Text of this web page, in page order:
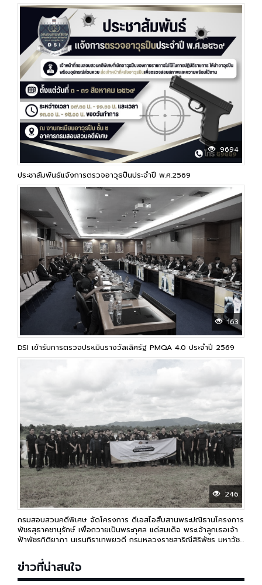
9694
ประชาสัมพันธ์แจ้งการตรวจอาวุธปืนประจำปี พ.ศ.2569
163
DSI เข้ารับการตรวจประเมินรางวัลเลิศรัฐ PMQA 4.0 ประจำปี 2569
246
กรมสอบสวนคดีพิเศษ จัดโครงการ ดีเอสไอสืบสานพระปณิธานโครงการ
พัชรสุธาคชานุรักษ์ เพื่อถวายเป็นพระกุศล แด่สมเด็จ พระเจ้าลูกเธอเจ้า
ฟ้าพัชรกิติยาภา นเรนทิราเทพยวดี กรมหลวงราชสาริณีสิริพัชร มหาวัชร
ข่าวที่น่าสนใจ